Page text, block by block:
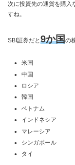
次に投資先の通貨を購入
すね。
SBI証券だと 9か国の
米国
中国
ロシア
韓国
ベトナム
インドネシア
マレーシア
シンガポール
タイ